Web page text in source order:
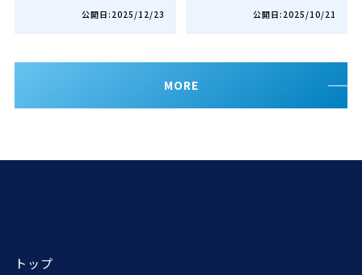
公開日:2025/12/23 公開日:2025/10/21
MORE
トップ